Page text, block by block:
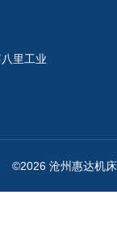
里工业
©2026 沧州惠达机